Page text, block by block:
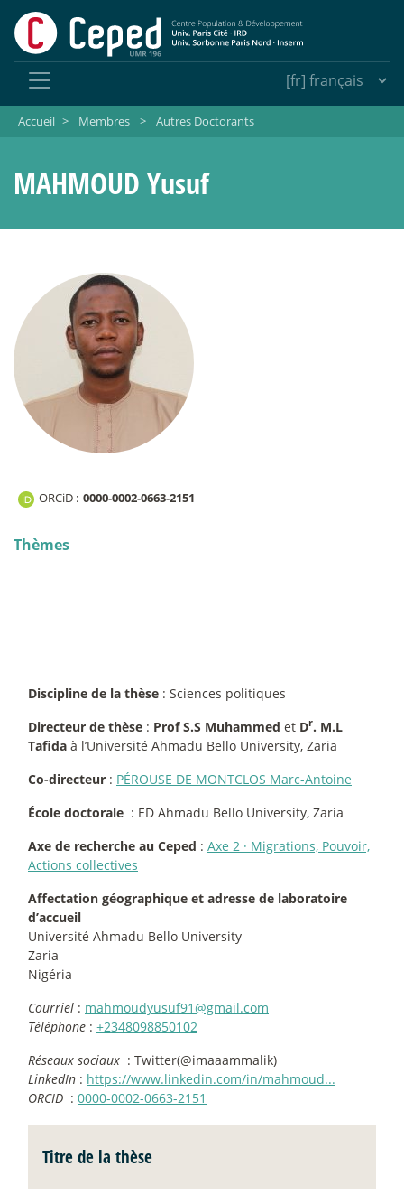
Accueil > Membres > Autres Doctorants
MAHMOUD Yusuf
ORCiD : 0000-0002-0663-2151
Thèmes
Discipline de la thèse : Sciences politiques
Directeur de thèse : Prof S.S Muhammed et Dr. M.L
Tafida à l’Université Ahmadu Bello University, Zaria
Co-directeur : PÉROUSE DE MONTCLOS Marc-Antoine
École doctorale : ED Ahmadu Bello University, Zaria
Axe de recherche au Ceped : Axe 2 · Migrations, Pouvoir,
Actions collectives
Affectation géographique et adresse de laboratoire
d’accueil
Université Ahmadu Bello University
Zaria
Nigéria
Courriel : mahmoudyusuf91@gmail.com
Téléphone : +2348098850102
Réseaux sociaux : Twitter(@imaaammalik)
LinkedIn : https://www.linkedin.com/in/mahmoud...
ORCID : 0000-0002-0663-2151
Titre de la thèse